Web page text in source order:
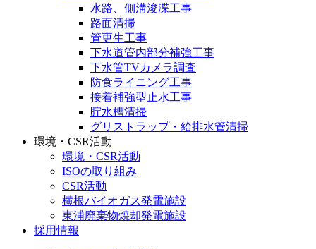
水路、側溝浚渫工事
路面清掃
管更生工事
下水道管内部分補強工事
下水管TVカメラ調査
防食ライニング工事
接着補強型止水工事
貯水槽清掃
グリストラップ・給排水管清掃
環境・CSR活動
環境・CSR活動
ISOの取り組み
CSR活動
横根バイオガス発電施設
東浦廃棄物焼却発電施設
採用情報